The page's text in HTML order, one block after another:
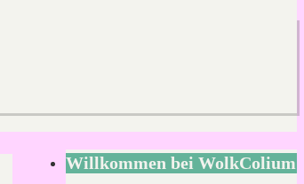
Willkommen bei WolkColium